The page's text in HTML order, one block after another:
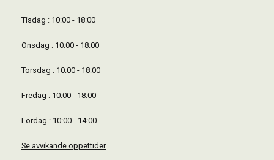
Tisdag : 10:00 - 18:00
Onsdag : 10:00 - 18:00
Torsdag : 10:00 - 18:00
Fredag : 10:00 - 18:00
Lördag : 10:00 - 14:00
Se avvikande öppettider